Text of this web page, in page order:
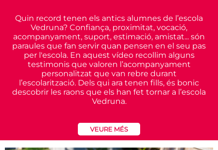
Quin record tenen els antics alumnes de l’escola
Vedruna? Confiança, proximitat, vocació,
acompanyament, suport, estimació, amistat... són
paraules que fan servir quan pensen en el seu pas
per l'escola. En aquest vídeo recollim alguns
testimonis que valoren l’acompanyament
personalitzat que van rebre durant
l’escolarització. Dels qui ara tenen fills, és bonic
descobrir les raons que els han fet tornar a l’escola
Vedruna.
VEURE MÉS